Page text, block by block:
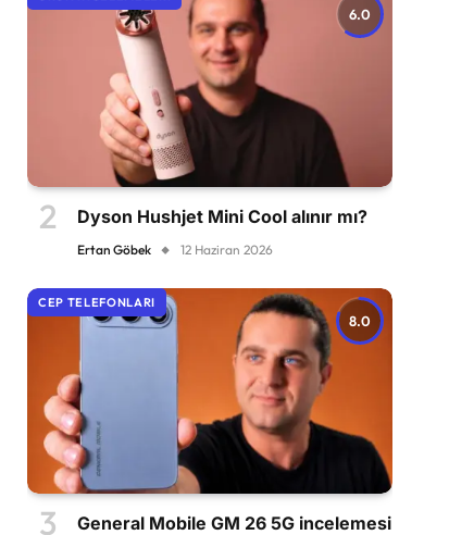
6.0
Dyson Hushjet Mini Cool alınır mı?
Ertan Göbek 12 Haziran 2026
8.0
CEP TELEFONLARI
General Mobile GM 26 5G incelemesi